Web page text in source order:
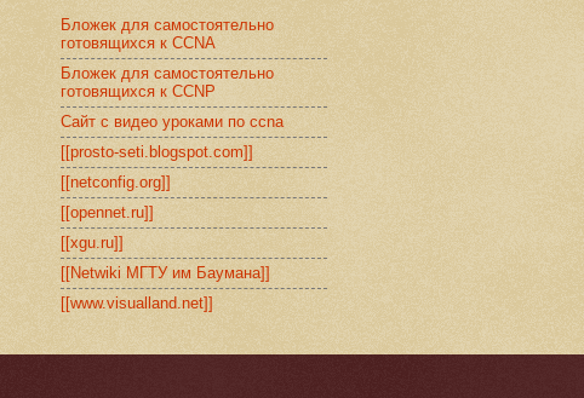
Бложек для самостоятельно
готовящихся к CCNA
Бложек для самостоятельно
готовящихся к CCNP
Сайт с видео уроками по ccna
[[prosto-seti.blogspot.com]]
[[netconfig.org]]
[[opennet.ru]]
[[xgu.ru]]
[[Netwiki МГТУ им Баумана]]
[[www.visualland.net]]